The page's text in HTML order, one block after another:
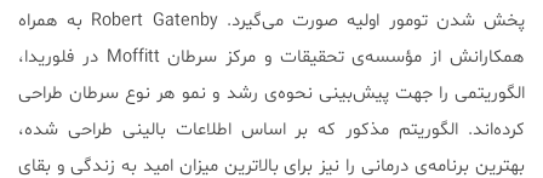
پخش شدن تومور اولیه صورت می‌گیرد. Robert Gatenby به همراه
همکارانش از مؤسسه‌ی تحقیقات و مرکز سرطان Moffitt در فلوریدا،
الگوریتمی را جهت پیش‌بینی نحوه‌ی رشد و نمو هر نوع سرطان طراحی
کرده‌اند. الگوریتم مذکور که بر اساس اطلاعات بالینی طراحی شده،
بهترین برنامه‌ی درمانی را نیز برای بالاترین میزان امید به زندگی و بقای